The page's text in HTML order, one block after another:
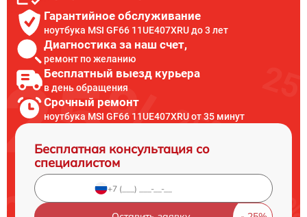
Гарантийное обслуживание
ноутбука MSI GF66 11UE407XRU до 3 лет
Диагностика за наш счет,
ремонт по желанию
Бесплатный выезд курьера
в день обращения
Срочный ремонт
ноутбука MSI GF66 11UE407XRU от 35 минут
Бесплатная консультация со
специалистом